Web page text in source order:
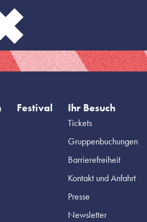
Festival Ihr Besuch
Tickets
Gruppenbuchungen
Barrierefreiheit
Kontakt und Anfahrt
Presse
Newsletter